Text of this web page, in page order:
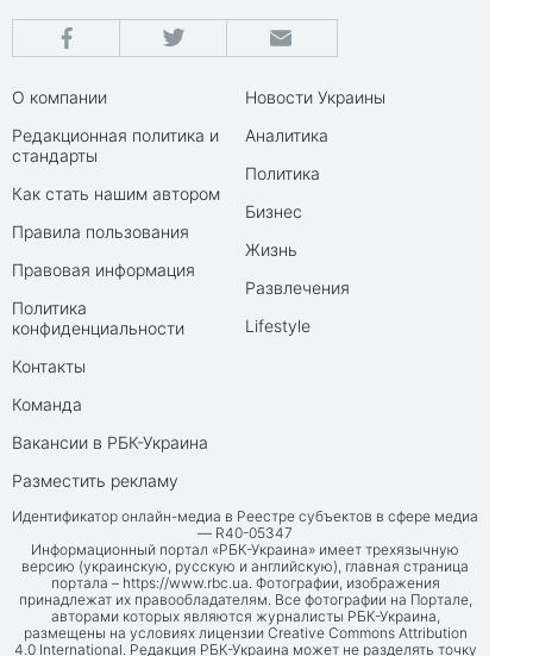
О компании
Редакционная политика и
стандарты
Как стать нашим автором
Правила пользования
Правовая информация
Политика
конфиденциальности
Контакты
Команда
Вакансии в РБК-Украина
Разместить рекламу
Новости Украины
Аналитика
Политика
Бизнес
Жизнь
Развлечения
Lifestyle
Идентификатор онлайн-медиа в Реестре субъектов в сфере медиа
— R40-05347
Информационный портал «РБК-Украина» имеет трехязычную
версию (украинскую, русскую и английскую), главная страница
портала – https://www.rbc.ua. Фотографии, изображения
принадлежат их правообладателям. Все фотографии на Портале,
авторами которых являются журналисты РБК-Украина,
размещены на условиях лицензии Creative Commons Attribution
4.0 International. Редакция РБК-Украина может не разделять точку